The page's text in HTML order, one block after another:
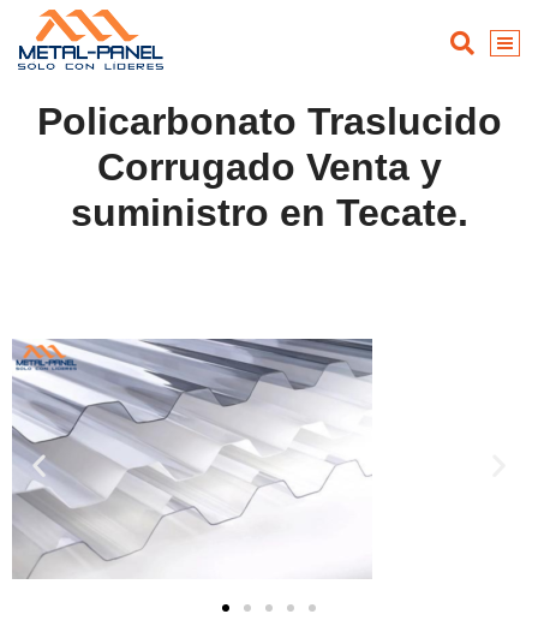
Policarbonato Traslucido
Corrugado Venta y
suministro en Tecate.